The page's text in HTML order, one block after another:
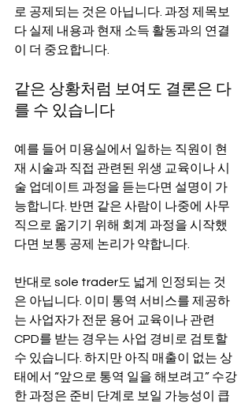
로 공제되는 것은 아닙니다. 과정 제목보
다 실제 내용과 현재 소득 활동과의 연결
이 더 중요합니다.
같은 상황처럼 보여도 결론은 다
를 수 있습니다
예를 들어 미용실에서 일하는 직원이 현
재 시술과 직접 관련된 위생 교육이나 시
술 업데이트 과정을 듣는다면 설명이 가
능합니다. 반면 같은 사람이 나중에 사무
직으로 옮기기 위해 회계 과정을 시작했
다면 보통 공제 논리가 약합니다.
반대로 sole trader도 넓게 인정되는 것
은 아닙니다. 이미 통역 서비스를 제공하
는 사업자가 전문 용어 교육이나 관련
CPD를 받는 경우는 사업 경비로 검토할
수 있습니다. 하지만 아직 매출이 없는 상
태에서 “앞으로 통역 일을 해보려고” 수강
한 과정은 준비 단계로 보일 가능성이 큽